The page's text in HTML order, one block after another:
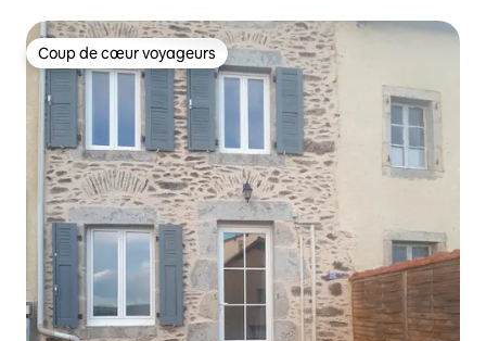
Coup de cœur voyageurs
Coup de cœur voyageurs